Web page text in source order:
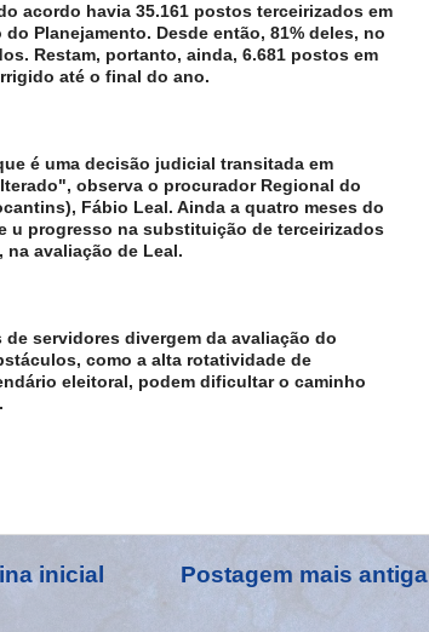
acordo havia 35.161 postos terceirizados em
Planejamento. Desde então, 81% deles, no
Restam, portanto, ainda, 6.681 postos em
até o final do ano.
é uma decisão judicial transitada em
observa o procurador Regional do
Fábio Leal. Ainda a quatro meses do
u progresso na substituição de terceirizados
avaliação de Leal.
servidores divergem da avaliação do
como a alta rotatividade de
eleitoral, podem dificultar o caminho
Postagem mais antiga
inicial